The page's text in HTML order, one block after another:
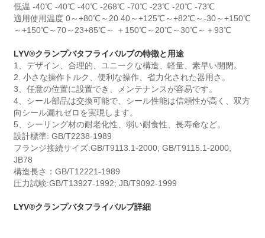
低温 -40℃ -40℃ -40℃ -268℃ -70℃ -23℃ -20℃ -73℃
適用使用温度 0～+80℃～20 40～+125℃～+82℃～-30～+150℃
～+150℃～70～23+85℃～ ＋150℃～20℃～30℃～＋93℃
LYV®クランプバタフライバルブの特徴と用途
1、デザイン、合理的、ユニークな構造、軽量、素早い開閉。
2. 小さな操作トルク、便利な操作、省力化された器用さ。
3、任意の位置に設置でき、メンテナンスが容易です。
4、シール部品は交換可能で、シール性能は信頼性が高く、双方
向シール漏れゼロを実現します。
5、シーリング材の耐老化性、弱い耐食性、長寿命など。
設計標準: GB/T2238-1989
フランジ接続サイズ:GB/T9113.1-2000; GB/T9115.1-2000;
JB78
構造長さ：GB/T12221-1989
圧力試験:GB/T13927-1992; JB/T9092-1999
LYV®クランプバタフライバルブ詳細